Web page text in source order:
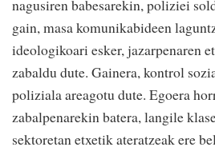
nagusiren babesarekin, poliziei
gain, masa komunikabideen
ideologikoari esker, jazarpenaren
zabaldu dute. Gainera, kontrol
poliziala areagotu dute. Egoera
zabalpenarekin batera, langile
sektoretan etxetik ateratzeak ere